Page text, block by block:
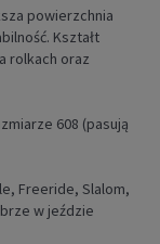
powierzchnia
Kształt
rolkach oraz
608 (pasują
Freeride, Slalom,
w jeździe